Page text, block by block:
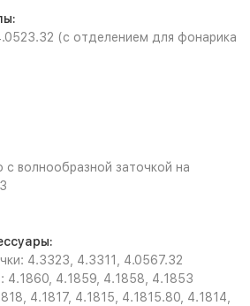
(с отделением для фонарика
волнообразной заточкой на
4.3323, 4.3311, 4.0567.32
4.1860, 4.1859, 4.1858, 4.1853
4.1817, 4.1815, 4.1815.80, 4.1814,